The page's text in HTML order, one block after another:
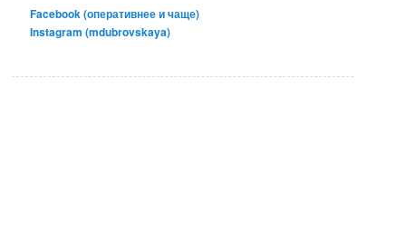
Facebook (оперативнее и чаще)
Instagram (mdubrovskaya)